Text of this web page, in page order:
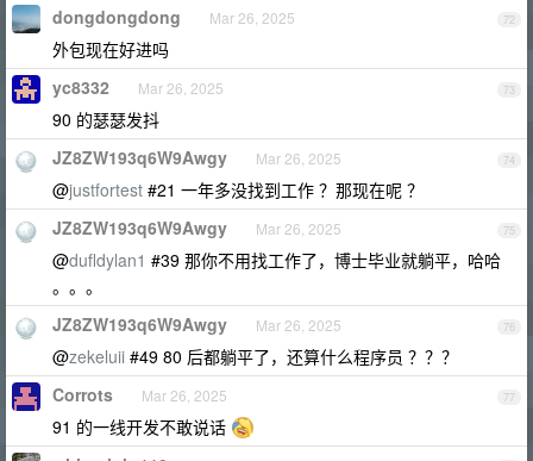
72
dongdongdong Mar 26, 2025
外包现在好进吗
73
yc8332 Mar 26, 2025
90 的瑟瑟发抖
74
JZ8ZW193q6W9Awgy Mar 26, 2025
@justfortest #21 一年多没找到工作 ？那现在呢 ？
75
JZ8ZW193q6W9Awgy Mar 26, 2025
@dufldylan1 #39 那你不用找工作了，博士毕业就躺平，哈哈
。。。
76
JZ8ZW193q6W9Awgy Mar 26, 2025
@zekeluii #49 80 后都躺平了，还算什么程序员 ？？？
77
Corrots Mar 26, 2025
91 的一线开发不敢说话